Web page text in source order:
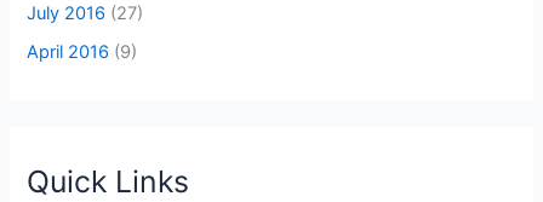
July 2016 (27)
April 2016 (9)
Quick Links